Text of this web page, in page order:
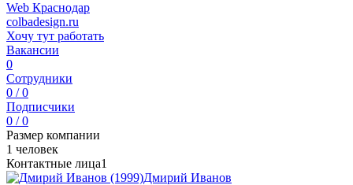
Web Краснодар
colbadesign.ru
Хочу тут работать
Вакансии
0
Сотрудники
0 / 0
Подписчики
0 / 0
Размер компании
1 человек
Контактные лица1
Дмирий Иванов